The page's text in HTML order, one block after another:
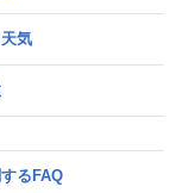
気
るFAQ